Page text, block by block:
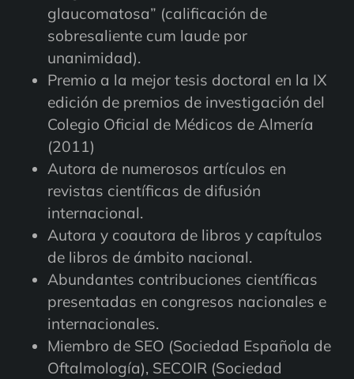
glaucomatosa” (calificación de
sobresaliente cum laude por
unanimidad).
Premio a la mejor tesis doctoral en la IX
edición de premios de investigación del
Colegio Oficial de Médicos de Almería
(2011)
Autora de numerosos artículos en
revistas científicas de difusión
internacional.
Autora y coautora de libros y capítulos
de libros de ámbito nacional.
Abundantes contribuciones científicas
presentadas en congresos nacionales e
internacionales.
Miembro de SEO (Sociedad Española de
Oftalmología), SECOIR (Sociedad